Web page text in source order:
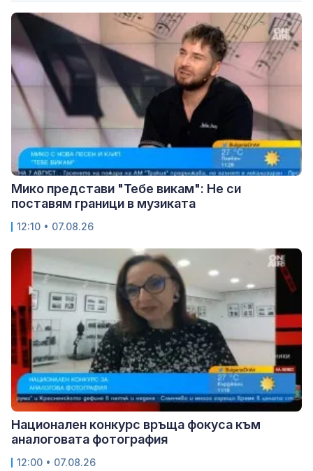
Мико представи "Тебе викам": Не си
поставям граници в музиката
12:10 • 07.08.26
Национален конкурс връща фокуса към
аналоговата фотография
12:00 • 07.08.26